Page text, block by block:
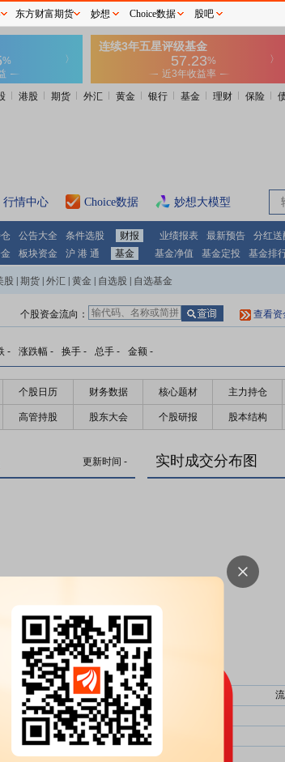
港股 期货 外汇 黄金 银行 基金 理财 保险
行情中心 Choice数据 妙想大模型
公告大全 条件选股 财报 业绩报表 最新预告 分红送
板块资金 沪 港 通 基金 基金净值 基金定投 基金排
股 期货 外汇 黄金 自选股 自选基金
个股资金流向： 查看资
- 涨跌幅 - 换手 - 总手 - 金额 -
个股日历 财务数据 核心题材 主力持仓
高管持股 股东大会 个股研报 股本结构
更新时间 -
力净比：
大单净比：
单净比：
单净比：
实时成交分布图
东方财富期货 妙想 Choice数据 股吧